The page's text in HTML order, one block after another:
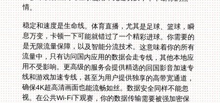
情。
稳定和速度是生命线。体育直播，尤其是足球、篮球，瞬
息万变，卡顿一下可能就错过了一个精彩进球。你需要的
是无限流量保障，以及智能分流技术。这意味着你的所有
流量中，只有访问国内应用的数据会走专线，其他本地应
用不受影响。更高级的服务会提供精选的回国影音加速专
线和游戏加速专线，甚至为用户提供独享的高带宽通道，
确保4K超高清画面也能流畅如丝。数据安全同样不能忽
视。在公共Wi-Fi下观赛，你的数据传输需要被强加密保